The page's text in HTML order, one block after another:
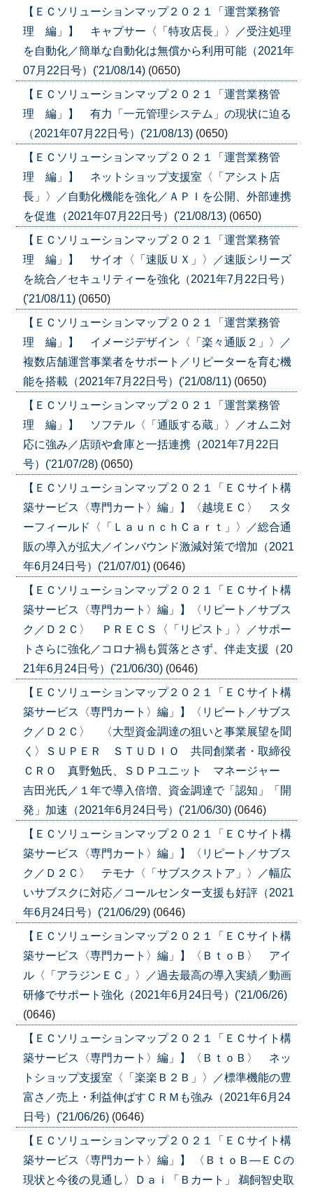
【ＥＣソリューションマップ２０２１「運営業務管
理 編」】 キャプサー〈「特攻店長」〉／受注処理
を自動化／簡単な自動化は無償から利用可能（2021年
07月22日号）('21/08/14) (0650)
【ＥＣソリューションマップ２０２１「運営業務管
理 編」】 有力「一元管理システム」の現状に迫る
（2021年07月22日号）('21/08/13) (0650)
【ＥＣソリューションマップ２０２１「運営業務管
理 編」】 ネットショップ支援室〈「アシスト店
長」〉／自動化機能を強化／ＡＰＩを公開、外部連携
を促進（2021年07月22日号）('21/08/13) (0650)
【ＥＣソリューションマップ２０２１「運営業務管
理 編」】 サイオ〈「速販ＵＸ」〉／速販シリーズ
を統合／セキュリティーを強化（2021年7月22日号）
('21/08/11) (0650)
【ＥＣソリューションマップ２０２１「運営業務管
理 編」】 イメージデザイン〈「楽々通販２」〉／
複数店舗運営事業者をサポート／リピーターを育む機
能を搭載（2021年7月22日号）('21/08/11) (0650)
【ＥＣソリューションマップ２０２１「運営業務管
理 編」】 ソフテル〈「通販する蔵」〉／オムニ対
応に強み／店頭や倉庫と一括連携（2021年7月22日
号）('21/07/28) (0650)
【ＥＣソリューションマップ２０２１「ＥＣサイト構
築サービス〈専門カート〉編」】〈越境ＥＣ〉 スタ
ーフィールド〈「ＬａｕｎｃｈＣａｒｔ」〉／総合通
販の導入が拡大／インバウンド激減対策で増加（2021
年6月24日号）('21/07/01) (0646)
【ＥＣソリューションマップ２０２１「ＥＣサイト構
築サービス〈専門カート〉編」】〈リピート／サブス
ク／Ｄ２Ｃ〉 ＰＲＥＣＳ〈「リピスト」〉／サポー
トさらに強化／コロナ禍も質落とさず、伴走支援（20
21年6月24日号）('21/06/30) (0646)
【ＥＣソリューションマップ２０２１「ＥＣサイト構
築サービス〈専門カート〉編」】〈リピート／サブス
ク／Ｄ２Ｃ〉 〈大型資金調達の狙いと事業展望を聞
く〉ＳＵＰＥＲ ＳＴＵＤＩＯ 共同創業者・取締役
ＣＲＯ 真野勉氏、ＳＤＰユニット マネージャー
吉田光氏／１年で導入倍増、資金調達で「認知」「開
発」加速（2021年6月24日号）('21/06/30) (0646)
【ＥＣソリューションマップ２０２１「ＥＣサイト構
築サービス〈専門カート〉編」】〈リピート／サブス
ク／Ｄ２Ｃ〉 テモナ〈「サブスクストア」〉／幅広
いサブスクに対応／コールセンター支援も好評（2021
年6月24日号）('21/06/29) (0646)
【ＥＣソリューションマップ２０２１「ＥＣサイト構
築サービス〈専門カート〉編」】〈ＢｔｏＢ〉 アイ
ル〈「アラジンＥＣ」〉／過去最高の導入実績／動画
研修でサポート強化（2021年6月24日号）('21/06/26)
(0646)
【ＥＣソリューションマップ２０２１「ＥＣサイト構
築サービス〈専門カート〉編」】〈ＢｔｏＢ〉 ネッ
トショップ支援室〈「楽楽Ｂ２Ｂ」〉／標準機能の豊
富さ／売上・利益伸ばすＣＲＭも強み（2021年6月24
日号）('21/06/26) (0646)
【ＥＣソリューションマップ２０２１「ＥＣサイト構
築サービス〈専門カート〉編」】 〈ＢｔｏＢ―ＥＣの
現状と今後の見通し〉Ｄａｉ「Ｂカート」 鵜飼智史取